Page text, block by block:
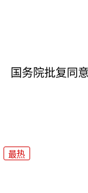
国务院批复同
最热